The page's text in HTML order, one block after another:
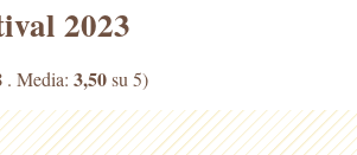
2023
. Media: 3,50su 5)